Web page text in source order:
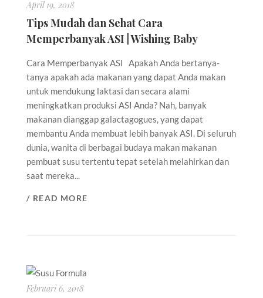
April 19, 2018
Tips Mudah dan Sehat Cara
Memperbanyak ASI | Wishing Baby
Cara Memperbanyak ASI Apakah Anda bertanya-
tanya apakah ada makanan yang dapat Anda makan
untuk mendukung laktasi dan secara alami
meningkatkan produksi ASI Anda? Nah, banyak
makanan dianggap galactagogues, yang dapat
membantu Anda membuat lebih banyak ASI. Di seluruh
dunia, wanita di berbagai budaya makan makanan
pembuat susu tertentu tepat setelah melahirkan dan
saat mereka...
/ READ MORE
Februari 6, 2018